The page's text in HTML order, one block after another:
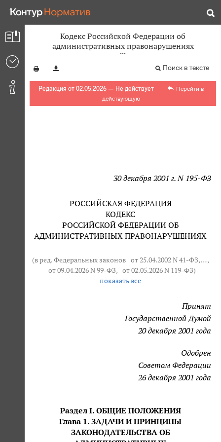
Кодекс Российской Федерации об
административных правонарушениях
Поиск в тексте
Редакция от 02.05.2026 — Не действует
Перейти в
действующую
30 декабря 2001 г. N 195-ФЗ
РОССИЙСКАЯ ФЕДЕРАЦИЯ
КОДЕКС
РОССИЙСКОЙ ФЕДЕРАЦИИ ОБ
АДМИНИСТРАТИВНЫХ ПРАВОНАРУШЕНИЯХ
(в ред. Федеральных законов от 25.04.2002 N 41-ФЗ, … ,
от 09.04.2026 N 99-ФЗ, от 02.05.2026 N 119-ФЗ)
показать все
Принят
Государственной Думой
20 декабря 2001 года
Одобрен
Советом Федерации
26 декабря 2001 года
Раздел I. ОБЩИЕ ПОЛОЖЕНИЯ
Глава 1. ЗАДАЧИ И ПРИНЦИПЫ
ЗАКОНОДАТЕЛЬСТВА ОБ